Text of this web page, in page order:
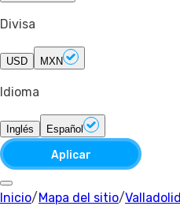
Divisa
USD MXN
Idioma
Inglés Español
Aplicar
Inicio/ Mapa del sitio/Valladolid